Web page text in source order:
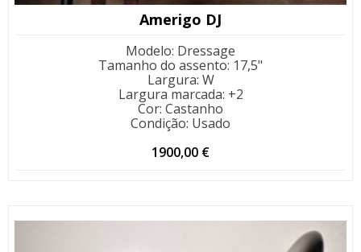
Amerigo DJ
Modelo: Dressage
Tamanho do assento: 17,5"
Largura: W
Largura marcada: +2
Cor: Castanho
Condição: Usado
1900,00 €